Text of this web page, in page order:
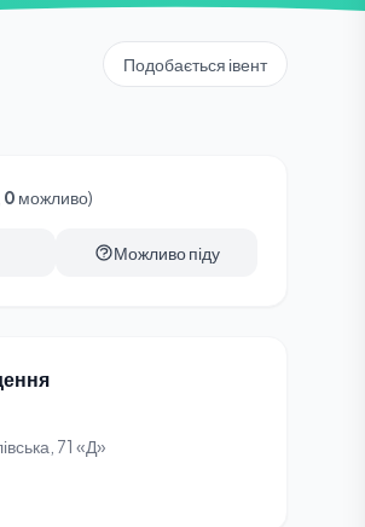
Подобається івент
0 можливо)
Можливо піду
71 «Д»